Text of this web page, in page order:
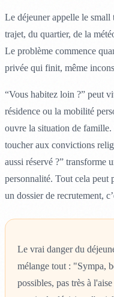
Le déjeuner appelle le
trajet, du quartier, de la
Le problème commence
privée qui finit, même
“Vous habitez loin ?” peut
résidence ou la mobilité
ouvre la situation de famille.
toucher aux convictions
aussi réservé ?” transforme
personnalité. Tout cela peut
un dossier de recrutement,
Le vrai danger du
mélange tout : "Sympa,
possibles, pas très à